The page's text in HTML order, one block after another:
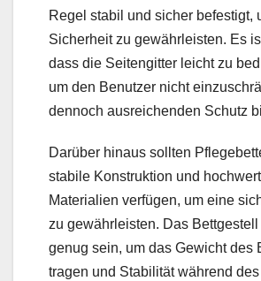
Regel stabil und sicher befestigt,
Sicherheit zu gewährleisten. Es
dass die Seitengitter leicht zu
um den Benutzer nicht
dennoch ausreichenden Schutz
Darüber hinaus sollten
stabile Konstruktion und
Materialien verfügen, um eine
zu gewährleisten. Das
genug sein, um das Gewicht des
tragen und Stabilität während